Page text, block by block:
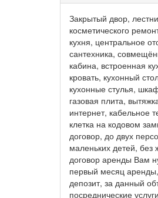
Закрытый двор,
косметического
кухня, центральное
сантехника,
кабина, встроенная
кровать, кухонный
кухонные стулья,
газовая плита,
интернет, кабельное
клетка на кодовом
договор, до двух
маленьких детей, без
договор аренды Вам
первый месяц
депозит, за данный
посреднические